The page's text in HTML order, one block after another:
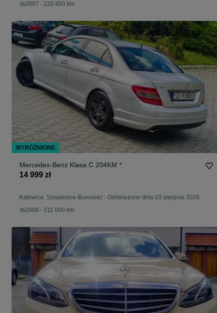
2007 - 220 850 km
Mercedes-Benz Klasa C 204KM *
14 999 zł
Katowice, Szopienice-Burowiec - Odświeżono dnia 03 sierpnia 2026
2008 - 311 000 km
WYRÓŻNIONE